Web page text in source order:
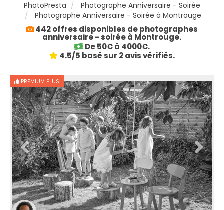
PhotoPresta
Photographe Anniversaire - Soirée
Photographe Anniversaire - Soirée à Montrouge
442 offres disponibles de photographes
anniversaire - soirée à Montrouge.
De 50€ à 4000€.
4.5/5 basé sur 2 avis vérifiés.
PREMIUM PLUS